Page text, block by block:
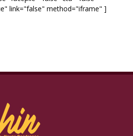
link="false" method="iframe" ]